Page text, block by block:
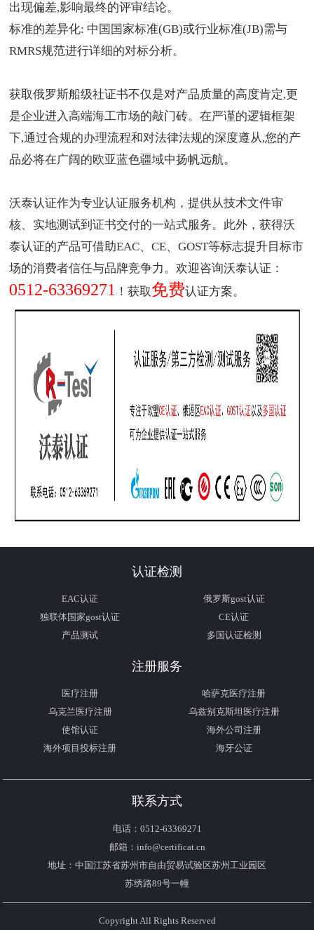
出现偏差,影响最终的评审结论。
标准的差异化: 中国国家标准(GB)或行业标准(JB)需与
RMRS规范进行详细的对标分析。
获取俄罗斯船级社证书不仅是对产品质量的高度肯定,更
是企业进入高端海工市场的敲门砖。在严谨的逻辑框架
下,通过合规的办理流程和对法律法规的深度遵从,您的产
品必将在广阔的欧亚蓝色疆域中扬帆远航。
沃泰认证作为专业认证服务机构 ，提供从技术文件审
核、实地测试到证书交付的一站式服务。此外，获得沃
泰认证的产品可借助EAC、CE、GOST等标志提升目标市
场的消费者信任与品牌竞争力。欢迎咨询沃泰认证：
0512-63369271 ！获取免费认证方案。
认证检测
EAC认证
俄罗斯gost认证
独联体国家gost认证
CE认证
产品测试
多国认证检测
注册服务
医疗注册
哈萨克医疗注册
乌克兰医疗注册
乌兹别克斯坦医疗注册
使馆认证
海外公司注册
海外项目投标注册
海牙公证
联系方式
电话：0512-63369271
邮箱：info@certificat.cn
地址：中国江苏省苏州市自由贸易试验区苏州工业园区
苏绣路89号一幢
Copyright All Rights Reserved